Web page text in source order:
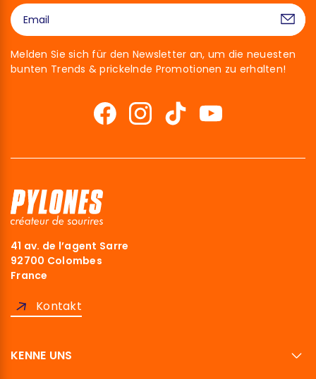
Melden Sie sich für den Newsletter an, um die neuesten
bunten Trends & prickelnde Promotionen zu erhalten!
41 av. de l’agent Sarre
92700 Colombes
France
Kontakt
KENNE UNS